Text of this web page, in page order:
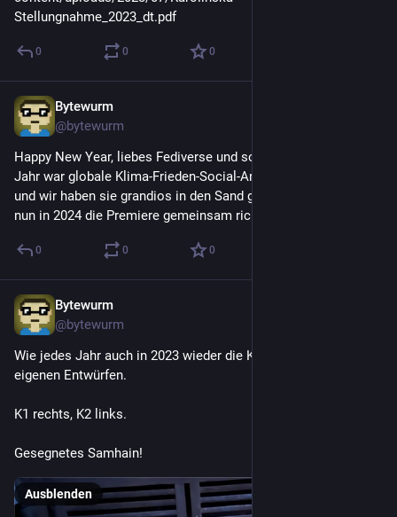
Stellungnahme_2023_dt.pdf
0 0 0
Bytewurm
@bytewurm
Happy New Year, liebes Fediverse und sonstige Welt. Letztes
Jahr war globale Klima-Frieden-Social-Anything-Generalprobe
und wir haben sie grandios in den Sand gesetzt. Auf dass wir
nun in 2024 die Premiere gemeinsam richtig gut hinkriegen.
0 0 0
Bytewurm
@bytewurm
Wie jedes Jahr auch in 2023 wieder die Kürbisse der Kids nach
eigenen Entwürfen.
K1 rechts, K2 links.
Gesegnetes Samhain!
Ausblenden